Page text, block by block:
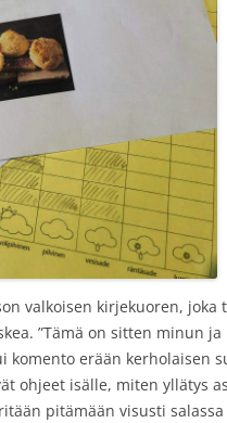
valkoisen kirjekuoren,
”Tämä on sitten minun ja
komento erään kerholaisen
ohjeet isälle, miten yllätys
pitämään visusti salassa